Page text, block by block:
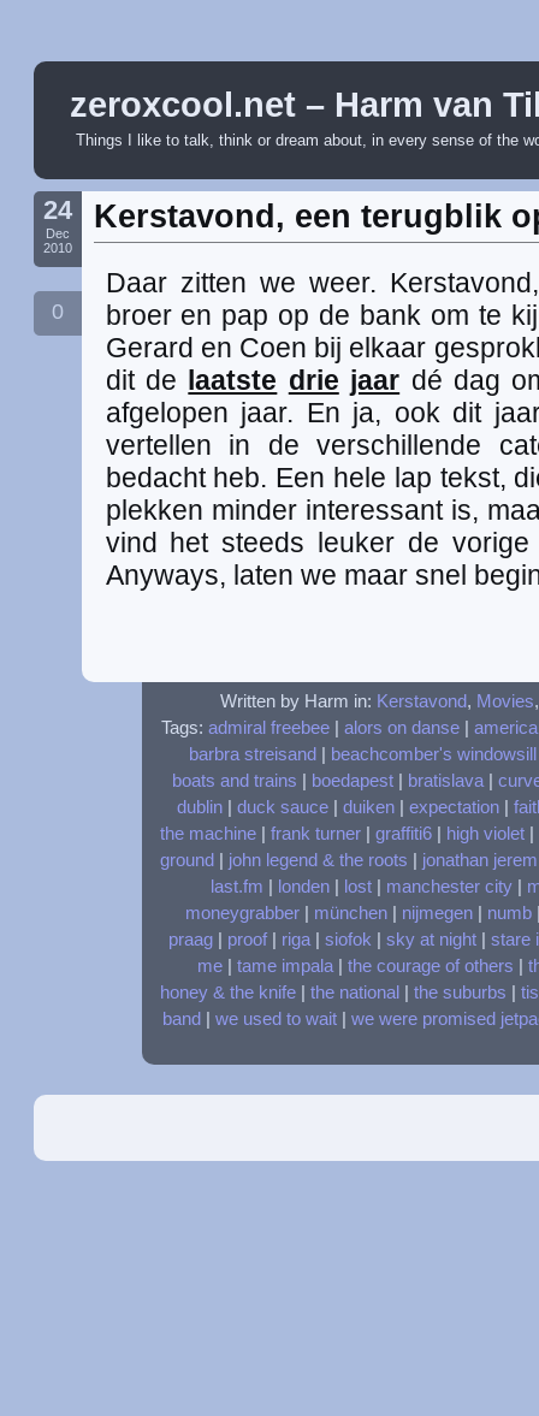
zeroxcool.net – Harm van
Things I like to talk, think or dream about, in every sense of the
24
Dec
2010
0
Kerstavond, een terugblik
Daar zitten we weer.
broer en pap op de bank om te
Gerard en Coen bij elkaar
dit de laatste drie jaar dé dag
afgelopen jaar. En ja, ook dit
vertellen in de verschillende
bedacht heb. Een hele lap tekst,
plekken minder interessant is,
vind het steeds leuker de
Anyways, laten we maar snel
Written by Harm in: Kerstavond, Movies
Tags: admiral freebee| alors on danse|
barbra streisand
beachcomber's windowsill
boats and trains
boedapest| bratislava|
dublin| duck sauce| duiken| expectation|
the machine| frank turner| graffiti6| high violet|
ground
john legend & the roots
jonathan
last.fm
londen| lost| manchester city|
moneygrabber| münchen| nijmegen| numb
praag| proof| riga| siofok sky at night| stare
me| tame impala| the courage of others
honey & the knife| the national the suburbs
band
we used to wait| we were promised